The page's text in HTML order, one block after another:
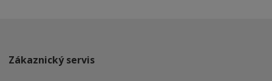
Zákaznický servis